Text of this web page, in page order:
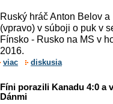
Ruský hráč Anton Belov
(vpravo) v súboji o puk v
Fínsko - Rusko na MS v
2016.
viac diskusia
Fíni porazili Kanadu 4:0 a
Dánmi